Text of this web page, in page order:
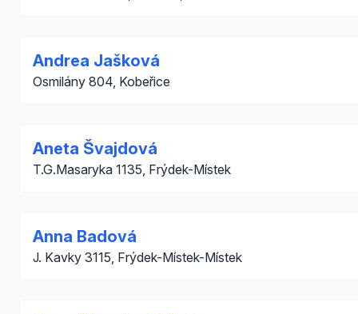
Andrea Jašková
Osmilány 804, Kobeřice
Aneta Švajdová
T.G.Masaryka 1135, Frýdek-Místek
Anna Badová
J. Kavky 3115, Frýdek-Místek-Místek